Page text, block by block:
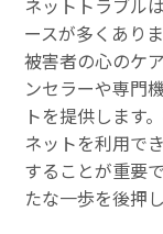
ースが多くあり
被害者の心のケ
ンセラーや専門
トを提供します
ネットを利用で
することが重要
たな一歩を後押し